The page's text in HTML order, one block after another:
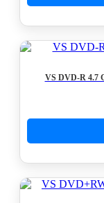
VS DVD-R 4.7